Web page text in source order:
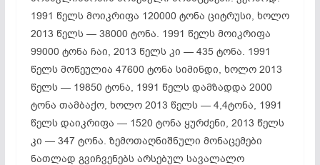
1991 წელს მოიკრიფა 120000 ტონა ციტრუსი, ხოლო
2013 წელს — 38000 ტონა. 1991 წელს მოიკრიფა
99000 ტონა ჩაი, 2013 წელს კი — 435 ტონა. 1991
წელს მოწეულია 47600 ტონა სიმინდი, ხოლო 2013
წელს — 19850 ტონა, 1991 წელს დამზადდა 2000
ტონა თამბაქო, ხოლო 2013 წელს — 4,4ტონა, 1991
წელს დაიკრიფა — 1520 ტონა ყურძენი, 2013 წელს
კი — 347 ტონა. ზემოთაღნიშნული მონაცემები
ნათლად გვიჩვენებს არსებულ სავალალო